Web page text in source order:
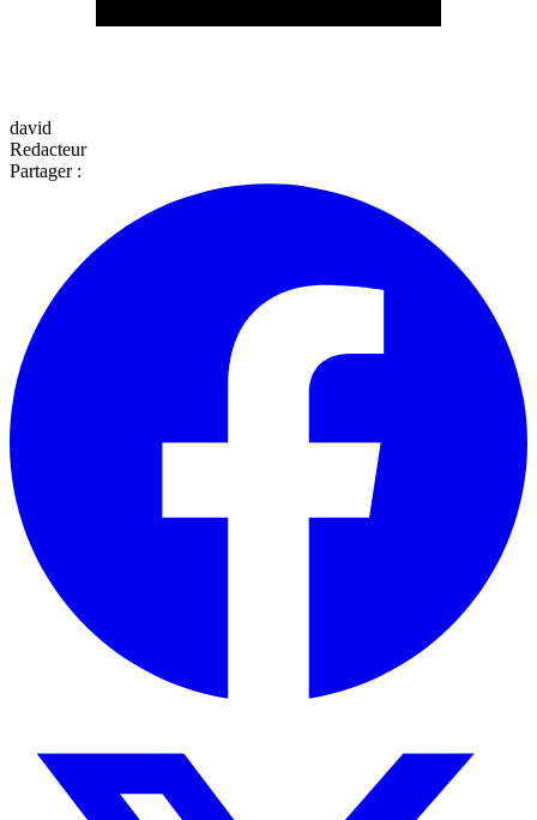
david
Redacteur
Partager :